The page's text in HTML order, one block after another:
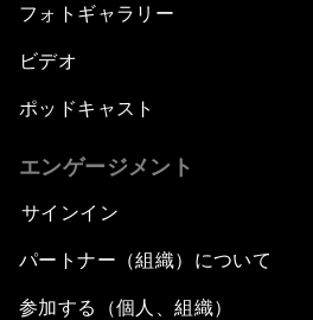
フォトギャラリー
ビデオ
ポッドキャスト
エンゲージメント
サインイン
パートナー（組織）について
参加する（個人、組織）